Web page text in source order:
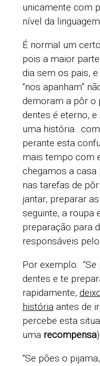
unicamente com
nível da
É normal um
pois a maior
dia sem os pais,
“nos apanham”
demoram a pôr o
dentes é eterno,
uma
perante esta
mais tempo com
chegamos a casa
nas tarefas de
jantar, preparar
seguinte, a roupa
preparação para
responsáveis
Por exemplo:
dentes e te
rapidamente,
históriaantes de ir
percebe esta
uma recompensa)
“Se pões o